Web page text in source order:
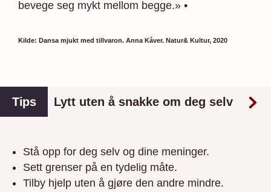
bevege seg mykt mellom begge.» •
Kilde: Dansa mjukt med tillvaron. Anna Kåver. Natur& Kultur, 2020
Tips Lytt uten å snakke om deg selv
Stå opp for deg selv og dine meninger.
Sett grenser på en tydelig måte.
Tilby hjelp uten å gjøre den andre mindre.